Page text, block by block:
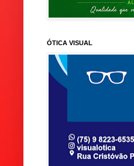
ÓTICA VISUAL